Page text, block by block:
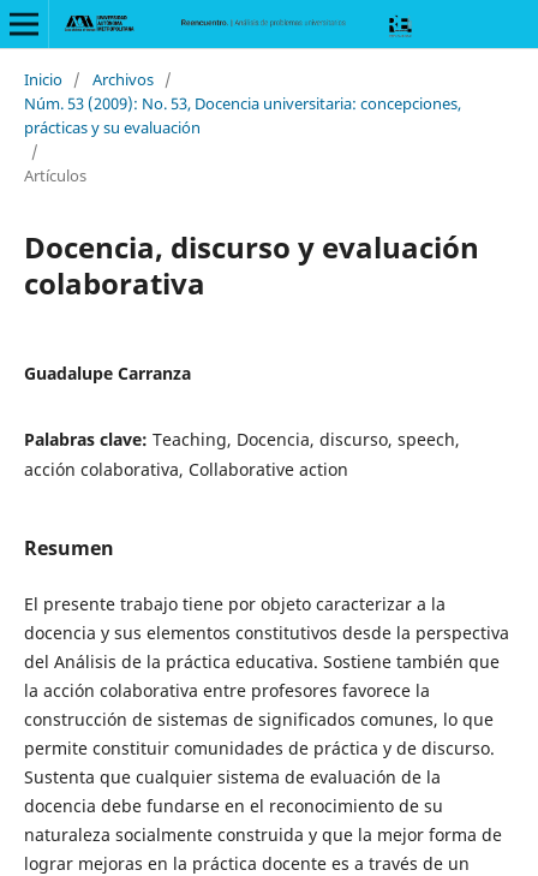
Inicio / Archivos /
Núm. 53 (2009): No. 53, Docencia universitaria: concepciones,
prácticas y su evaluación
/
Artículos
Docencia, discurso y evaluación
colaborativa
Guadalupe Carranza
Palabras clave: Teaching, Docencia, discurso, speech,
acción colaborativa, Collaborative action
Resumen
El presente trabajo tiene por objeto caracterizar a la
docencia y sus elementos constitutivos desde la perspectiva
del Análisis de la práctica educativa. Sostiene también que
la acción colaborativa entre profesores favorece la
construcción de sistemas de significados comunes, lo que
permite constituir comunidades de práctica y de discurso.
Sustenta que cualquier sistema de evaluación de la
docencia debe fundarse en el reconocimiento de su
naturaleza socialmente construida y que la mejor forma de
lograr mejoras en la práctica docente es a través de un